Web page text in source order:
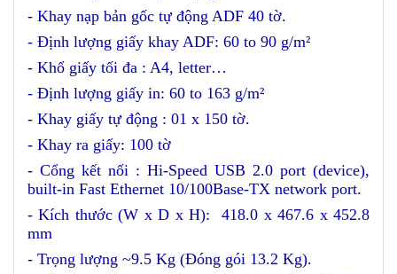
- Khay nạp bản gốc tự động ADF 40 tờ.
- Định lượng giấy khay ADF: 60 to 90 g/m²
- Khổ giấy tối đa : A4, letter…
- Định lượng giấy in: 60 to 163 g/m²
- Khay giấy tự động : 01 x 150 tờ.
- Khay ra giấy: 100 tờ
- Cổng kết nối : Hi-Speed USB 2.0 port (device),
built-in Fast Ethernet 10/100Base-TX network port.
- Kích thước (W x D x H):
418.0 x 467.6 x 452.8
mm
- Trọng lượng ~9.5 Kg (Đóng gói 13.2 Kg).